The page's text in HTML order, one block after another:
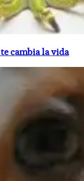
cambia la vida